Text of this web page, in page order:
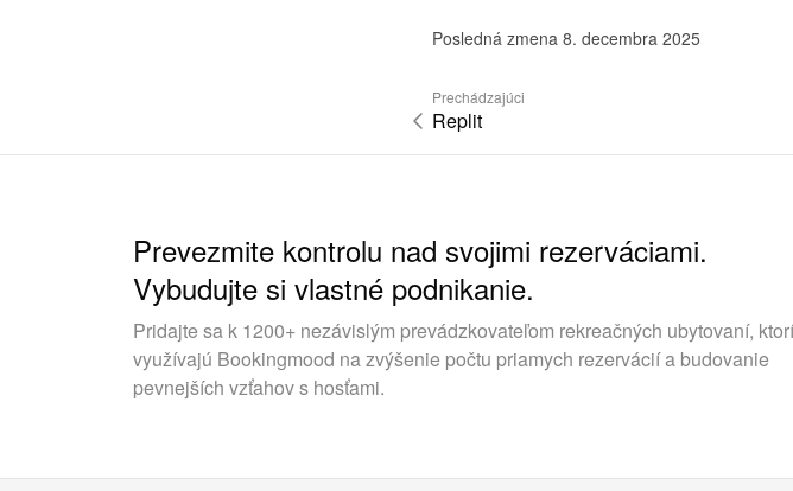
Posledná zmena 8. decembra 2025
Prechádzajúci
Replit
Prevezmite kontrolu nad svojimi rezerváciami.
Vybudujte si vlastné podnikanie.
Pridajte sa k 1200+ nezávislým prevádzkovateľom rekreačných ubytovaní, ktorí
využívajú Bookingmood na zvýšenie počtu priamych rezervácií a budovanie
pevnejších vzťahov s hosťami.